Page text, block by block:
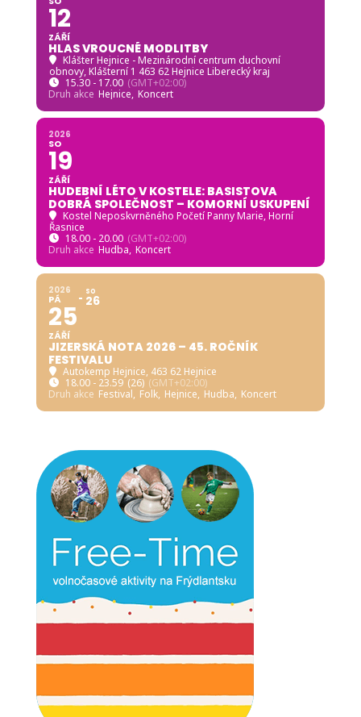
12
ZÁŘÍ
HLAS VROUCNÉ MODLITBY
Klášter Hejnice - Mezinárodní centrum duchovní
obnovy, Klášterní 1 463 62 Hejnice Liberecký kraj
15.30 - 17.00 (GMT+02:00)
Druh akce Hejnice, Koncert
2026
SO
19
ZÁŘÍ
HUDEBNÍ LÉTO V KOSTELE: BASISTOVA
DOBRÁ SPOLEČNOST – KOMORNÍ USKUPENÍ
Kostel Neposkvrněného Početí Panny Marie, Horní
Řasnice
18.00 - 20.00 (GMT+02:00)
Druh akce Hudba, Koncert
2026
PÁ
25
ZÁŘÍ
SO
26
JIZERSKÁ NOTA 2026 – 45. ROČNÍK
FESTIVALU
Autokemp Hejnice, 463 62 Hejnice
18.00 - 23.59 (26) (GMT+02:00)
Druh akce Festival, Folk, Hejnice, Hudba, Koncert